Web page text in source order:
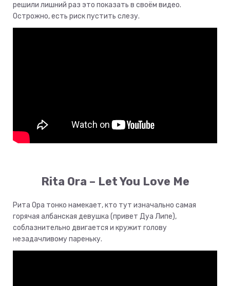
решили лишний раз это показать в своём видео.
Острожно, есть риск пустить слезу.
Rita Ora – Let You Love Me
Рита Ора тонко намекает, кто тут изначально самая
горячая албанская девушка (привет Дуа Липе),
соблазнительно двигается и кружит голову
незадачливому пареньку.